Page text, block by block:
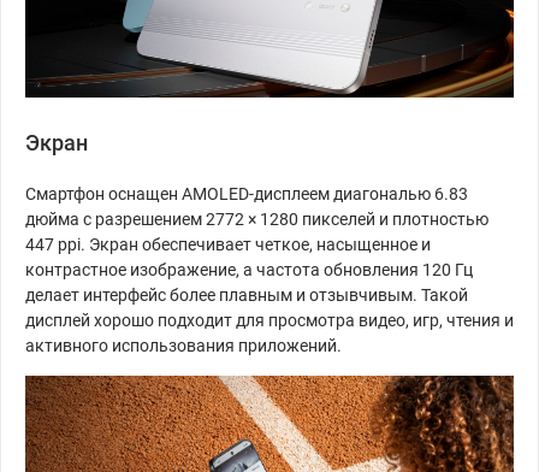
Экран
Смартфон оснащен AMOLED-дисплеем диагональю 6.83
дюйма с разрешением 2772 × 1280 пикселей и плотностью
447 ppi. Экран обеспечивает четкое, насыщенное и
контрастное изображение, а частота обновления 120 Гц
делает интерфейс более плавным и отзывчивым. Такой
дисплей хорошо подходит для просмотра видео, игр, чтения и
активного использования приложений.